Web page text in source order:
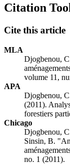
Citation
Cite this article
MLA
Djogbenou,
volume 11,
APA
Djogbenou,
(2011).
forestiers
Chicago
Djogbenou,
Sinsin, B.
no. 1 (2011).